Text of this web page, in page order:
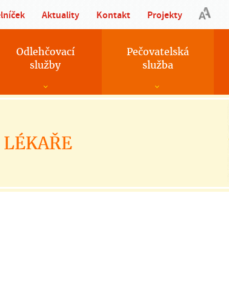
Aktuality Kontakt Projekty
Odlehčovací
služby
Pečovatelská
služba